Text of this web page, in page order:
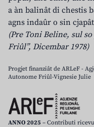
a àn balinât di chestis
agns indaûr o sin
(Pre Toni Beline, sul
Friûl”, Dicembar 1978)
Progjet finanziât de ARLeF -
Autonome Friûl-Vignesie Julie
ANNO 2025 – Contributi